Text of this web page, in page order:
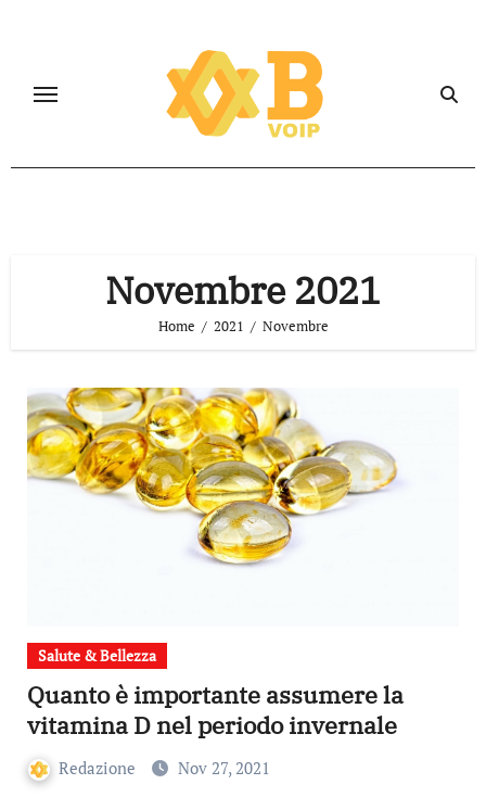
Novembre 2021
Home 2021 Novembre
Salute & Bellezza
Quanto è importante assumere la
vitamina D nel periodo invernale
Redazione Nov 27, 2021